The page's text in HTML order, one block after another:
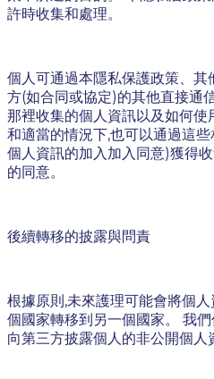
許時收集和處理。
個人可通過本隱私保護政策、其
方(如合同或協定)的其他直接通
那裡收集的個人資訊以及如何
和適當的情況下,也可以通過這
個人資訊的加入加入同意)獲得
的同意。
後續轉移的披露與問責
根據原則,未來護理可能會將個
個國家轉移到另一個國家。 我
向第三方披露個人的非公開個人